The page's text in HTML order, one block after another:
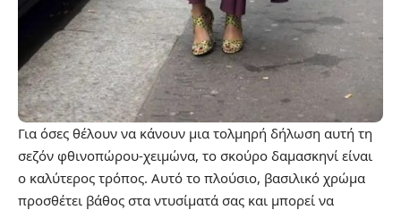
Για όσες θέλουν να κάνουν μια τολμηρή δήλωση αυτή τη
σεζόν φθινοπώρου-χειμώνα, το σκούρο δαμασκηνί είναι
ο καλύτερος τρόπος. Αυτό το πλούσιο, βασιλικό χρώμα
προσθέτει βάθος στα ντυσίματά σας και μπορεί να